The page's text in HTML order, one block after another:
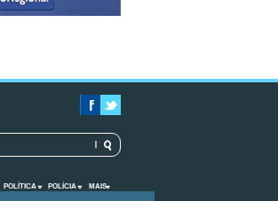
POLÍTICA POLÍCIA MAIS